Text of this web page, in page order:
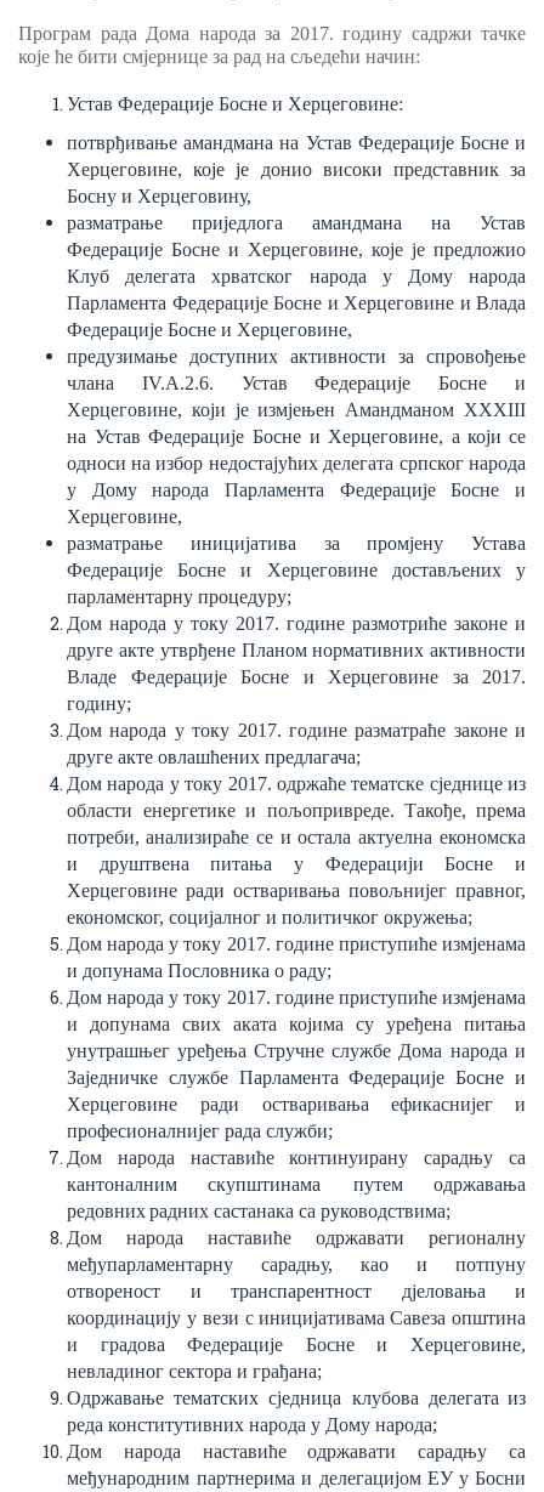
Програм рада Дома народа за 2017. годину садржи тачке
које ће бити смјернице за рад на сљедећи начин:
Устав Федерације Босне и Херцеговине:
потврђивањеамандмана на Устав Федерације Босне и
Херцеговине, које је донио високи представник за
Босну и Херцеговину,
разматрање приједлога амандмана на Устав
Федерације Босне и Херцеговине, које је предложио
Клуб делегата хрватског народа у Дому народа
Парламента Федерације Босне и Херцеговине и Влада
Федерације Босне и Херцеговине,
предузимање доступних активности за спровођење
члана IV.А.2.6. Устав Федерације Босне и
Херцеговине, који је измјењен Амандманом XXXIII
на Устав Федерације Босне и Херцеговине, а који се
односи на избор недостајућих делегата српског народа
у Дому народа Парламента Федерације Босне и
Херцеговине,
разматрање иницијатива за промјену Устава
Федерације Босне и Херцеговине достављених у
парламентарну процедуру;
Дом народа у току 2017. године размотриће законе и
друге акте утврђене Планом нормативних активности
Владе Федерације Босне и Херцеговине за 2017.
годину;
Дом народа у току 2017. године разматраће законе и
друге акте овлашћених предлагача;
Дом народа у току 2017. одржаће тематске сједнице из
области енергетике и пољопривреде. Такође, према
потреби, анализираће се и остала актуелнаекономска
и друштвена питања у Федерацији Босне и
Херцеговинеради остваривања повољнијег правног,
економског, социјалног и политичког окружења;
Дом народа у току 2017. године приступиће измјенама
и допунама Пословника о раду;
Дом народа у току 2017. године приступиће измјенама
и допунама свих аката којима су уређена питања
унутрашњег уређења Стручне службе Дома народа и
Заједничке службе Парламента Федерације Босне и
Херцеговине ради остваривањаефикаснијег
и
професионалнијег рада служби;
Дом народа наставиће континуирану сарадњу са
кантоналним
скупштинама путем одржавања
редовнихрадних састанака са руководствима;
Дом народа наставиће одржавати регионалну
међупарламентарну сарадњу, као и потпуну
отвореност и транспарентност дјеловања и
координацију у вези с иницијативама Савеза општина
и градова Федерације Босне и Херцеговине,
невладиног сектора и грађана;
Одржавање тематских сједница клубова делегата из
реда конститутивних народа у Дому народа;
Дом народа наставиће одржавати сарадњу са
међународним партнерима и делегацијом ЕУ у Босни